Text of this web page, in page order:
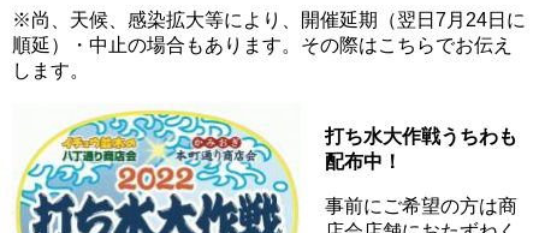
※尚、天候、感染拡大等により、開催延期（翌日7月24日に
順延）・中止の場合もあります。その際はこちらでお伝え
します。
打ち水大作戦うちわも
配布中！
事前にご希望の方は商